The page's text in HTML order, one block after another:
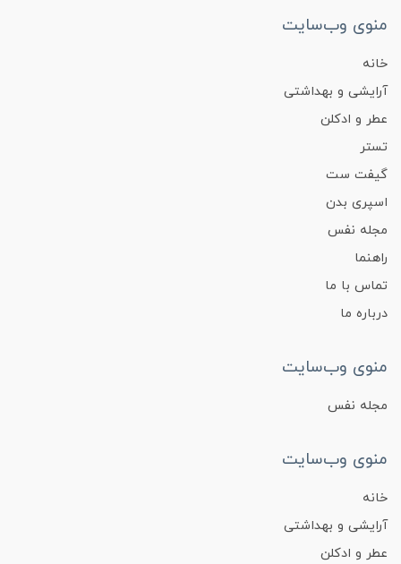
منوی وب‌سایت
خانه
آرایشی و بهداشتی
عطر و ادکلن
تستر
گیفت ست
اسپری بدن
مجله نفس
راهنما
تماس با ما
درباره ما
منوی وب‌سایت
مجله نفس
منوی وب‌سایت
خانه
آرایشی و بهداشتی
عطر و ادکلن